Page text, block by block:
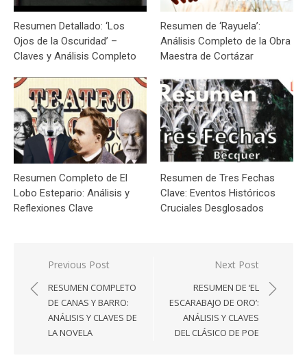
Resumen Detallado: ‘Los
Ojos de la Oscuridad’ –
Claves y Análisis Completo
Resumen de ‘Rayuela’:
Análisis Completo de la Obra
Maestra de Cortázar
Resumen Completo de El
Lobo Estepario: Análisis y
Reflexiones Clave
Resumen de Tres Fechas
Clave: Eventos Históricos
Cruciales Desglosados
Navegación
de
entradas
Previous Post
RESUMEN COMPLETO
DE CANAS Y BARRO:
ANÁLISIS Y CLAVES DE
LA NOVELA
Next Post
RESUMEN DE ‘EL
ESCARABAJO DE ORO’:
ANÁLISIS Y CLAVES
DEL CLÁSICO DE POE